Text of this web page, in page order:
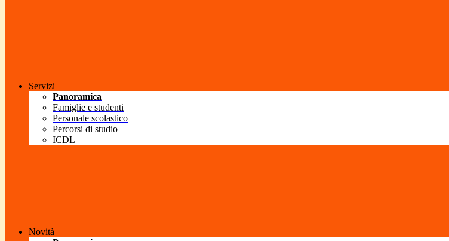
Servizi
Panoramica
Famiglie e studenti
Personale scolastico
Percorsi di studio
ICDL
Novità